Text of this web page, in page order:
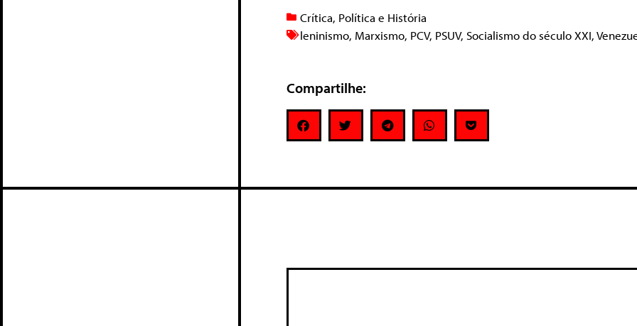
Crítica, Política e História
leninismo, Marxismo, PCV, PSUV, Socialismo do século XXI,
Compartilhe: